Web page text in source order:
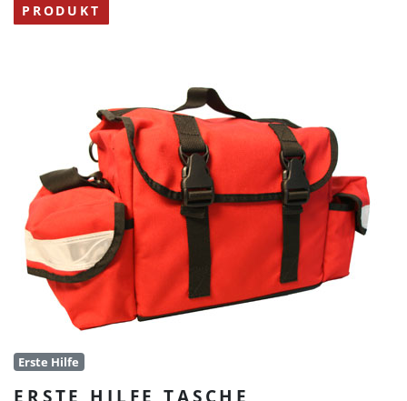
PRODUKT
Erste Hilfe
ERSTE HILFE TASCHE